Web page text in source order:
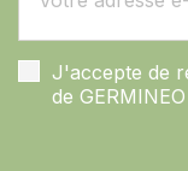
J'accepte de
de GERMINEO